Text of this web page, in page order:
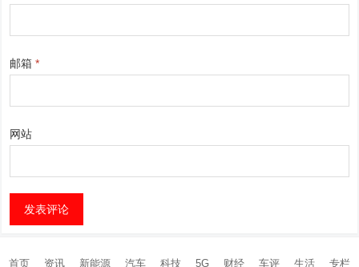
邮箱*
网站
首页 资讯 新能源 汽车 科技 5G 财经 车评 生活 专栏